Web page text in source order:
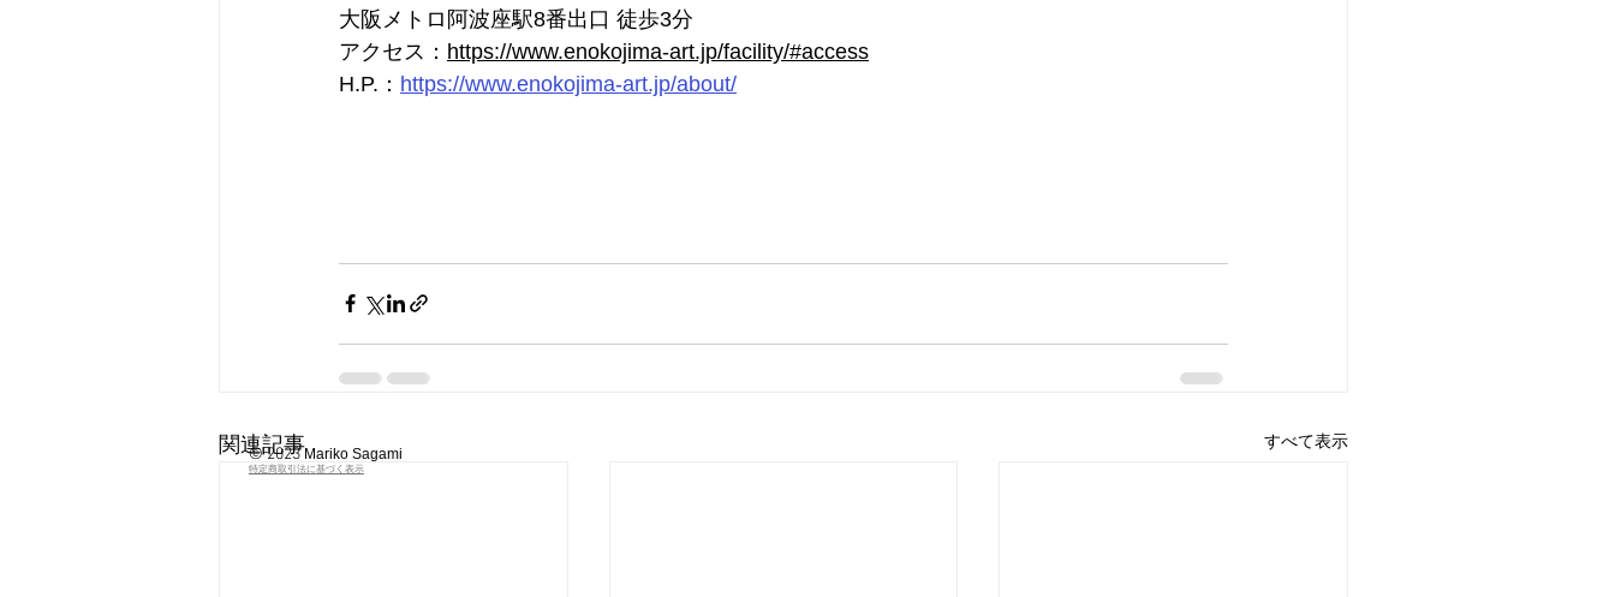
大阪メトロ阿波座駅8番出口 徒歩3分
アクセス： https://www.enokojima-art.jp/facility/#access
H.P.： https://www.enokojima-art.jp/about/
関連記事 すべて表示
© 2023Mariko Sagami
特定商取引法に基づく表示